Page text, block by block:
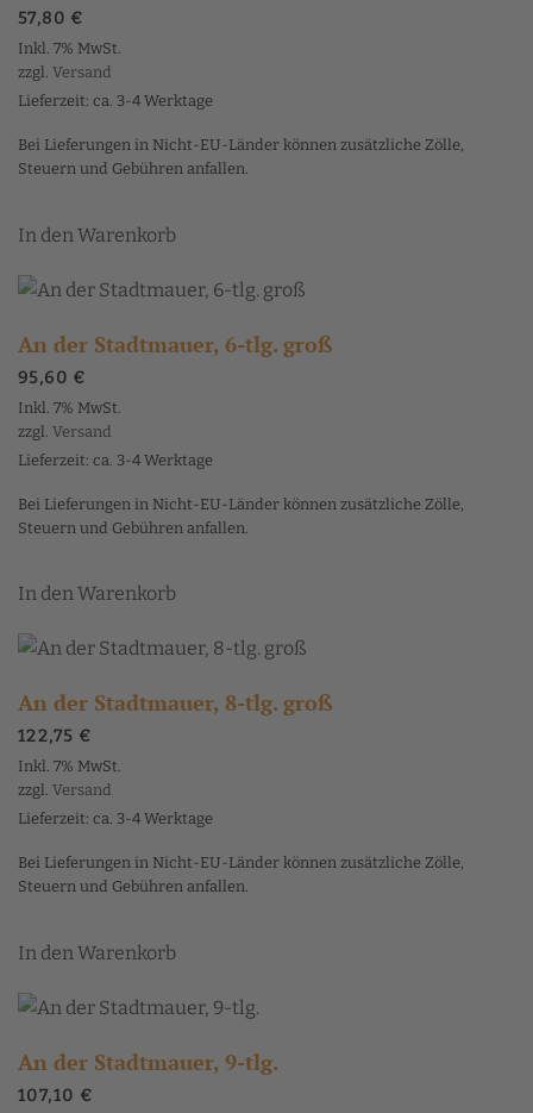
57,80 €
Inkl. 7% MwSt.
zzgl. Versand
Lieferzeit: ca. 3-4 Werktage
Bei Lieferungen in Nicht-EU-Länder können zusätzliche Zölle,
Steuern und Gebühren anfallen.
In den Warenkorb
An der Stadtmauer, 6-tlg. groß
95,60 €
Inkl. 7% MwSt.
zzgl. Versand
Lieferzeit: ca. 3-4 Werktage
Bei Lieferungen in Nicht-EU-Länder können zusätzliche Zölle,
Steuern und Gebühren anfallen.
In den Warenkorb
An der Stadtmauer, 8-tlg. groß
122,75 €
Inkl. 7% MwSt.
zzgl. Versand
Lieferzeit: ca. 3-4 Werktage
Bei Lieferungen in Nicht-EU-Länder können zusätzliche Zölle,
Steuern und Gebühren anfallen.
In den Warenkorb
An der Stadtmauer, 9-tlg.
107,10 €